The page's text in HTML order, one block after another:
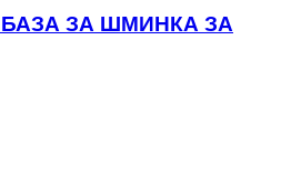
БАЗА ЗА ШМИНКА ЗА